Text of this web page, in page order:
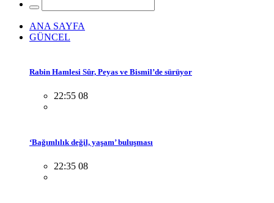
ANA SAYFA
GÜNCEL
Rabin Hamlesi Sûr, Peyas ve Bismil’de sürüyor
22:55 08
‘Bağımlılık değil, yaşam’ buluşması
22:35 08